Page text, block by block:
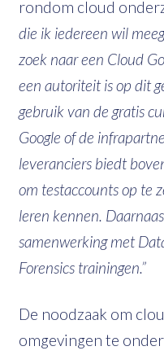
rondom cloud
die ik iedereen wil
zoek naar een Cloud
een autoriteit is op dit
gebruik van de gratis
Google of de
leveranciers biedt
om testaccounts op te
leren kennen.
samenwerking met
Forensics trainingen.”
De noodzaak om
omgevingen te